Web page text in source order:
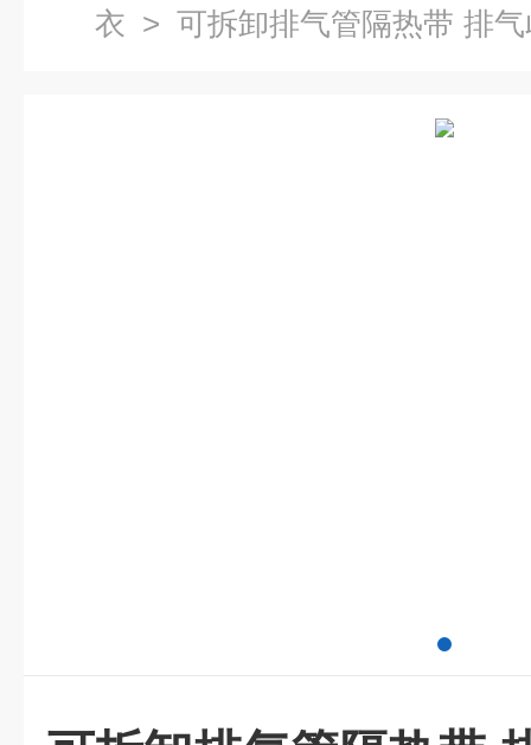
衣 > 可拆卸排气管隔热带 排